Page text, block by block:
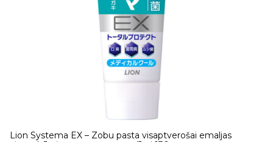
Lion Systema EX – Zobu pasta visaptverošai emaljas